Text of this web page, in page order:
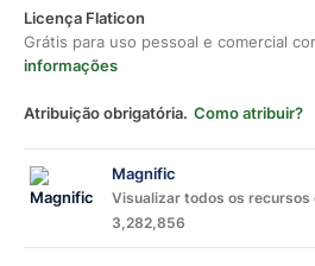
Licença Flaticon
Grátis para uso pessoal e comercial
informações
Atribuição obrigatória. Como atribuir?
Magnific
Visualizar todos os recursos
3,282,856